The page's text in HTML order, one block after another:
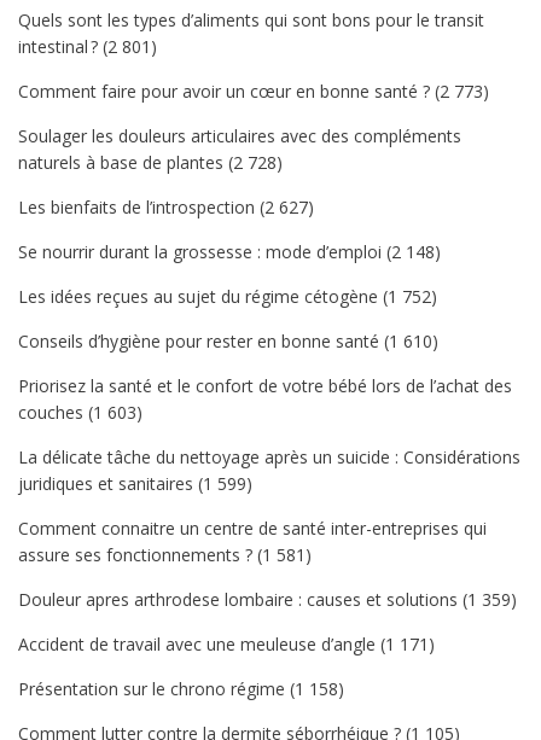
Quels sont les types d’aliments qui sont bons pour le transit
intestinal ? (2 801)
Comment faire pour avoir un cœur en bonne santé ? (2 773)
Soulager les douleurs articulaires avec des compléments
naturels à base de plantes (2 728)
Les bienfaits de l’introspection (2 627)
Se nourrir durant la grossesse : mode d’emploi (2 148)
Les idées reçues au sujet du régime cétogène (1 752)
Conseils d’hygiène pour rester en bonne santé (1 610)
Priorisez la santé et le confort de votre bébé lors de l’achat des
couches (1 603)
La délicate tâche du nettoyage après un suicide : Considérations
juridiques et sanitaires (1 599)
Comment connaitre un centre de santé inter-entreprises qui
assure ses fonctionnements ? (1 581)
Douleur apres arthrodese lombaire : causes et solutions (1 359)
Accident de travail avec une meuleuse d’angle (1 171)
Présentation sur le chrono régime (1 158)
Comment lutter contre la dermite séborrhéique ? (1 105)